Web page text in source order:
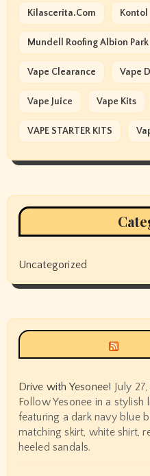
Kilascerita.com Kontol
Mundell Roofing Albion Park
Vape Clearance Vape
Vape Juice Vape Kits
VAPE STARTER KITS
Uncategorized
Drive with Yesonee! July
Follow Yesonee in a
featuring a dark navy blue
matching skirt, white shirt,
heeled sandals.